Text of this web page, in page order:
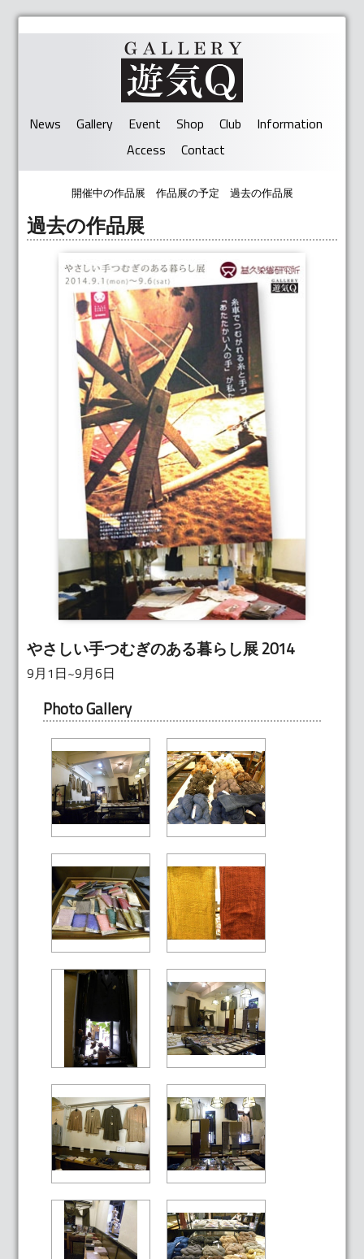
News Gallery Event Shop Club
Information
Access
Contact
開催中の作品展 作品展の予定 過去の作品展
過去の作品展
やさしい手つむぎのある暮らし展 2014
9月1日~9月6日
Photo Gallery